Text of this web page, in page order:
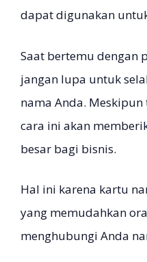
dapat digunakan
Saat bertemu dengan
jangan lupa untuk
nama Anda.
cara ini akan
besar bagi bisnis.
Hal ini karena kartu
yang memudahkan
menghubungi Anda